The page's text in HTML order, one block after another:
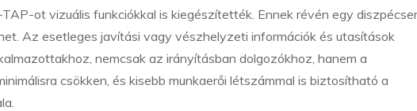
ot vizuális funkciókkal is kiegészítették. Ennek révén egy diszpécser
Az esetleges javítási vagy vészhelyzeti információk és utasítások
nemcsak az irányításban dolgozókhoz, hanem a
csökken, és kisebb munkaerői létszámmal is biztosítható a